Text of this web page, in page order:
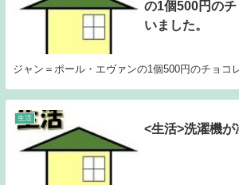
の1個500円の
いました。
ジャン＝ポール・エヴァンの1個500円のチョコ
生活
<生活>洗濯機が